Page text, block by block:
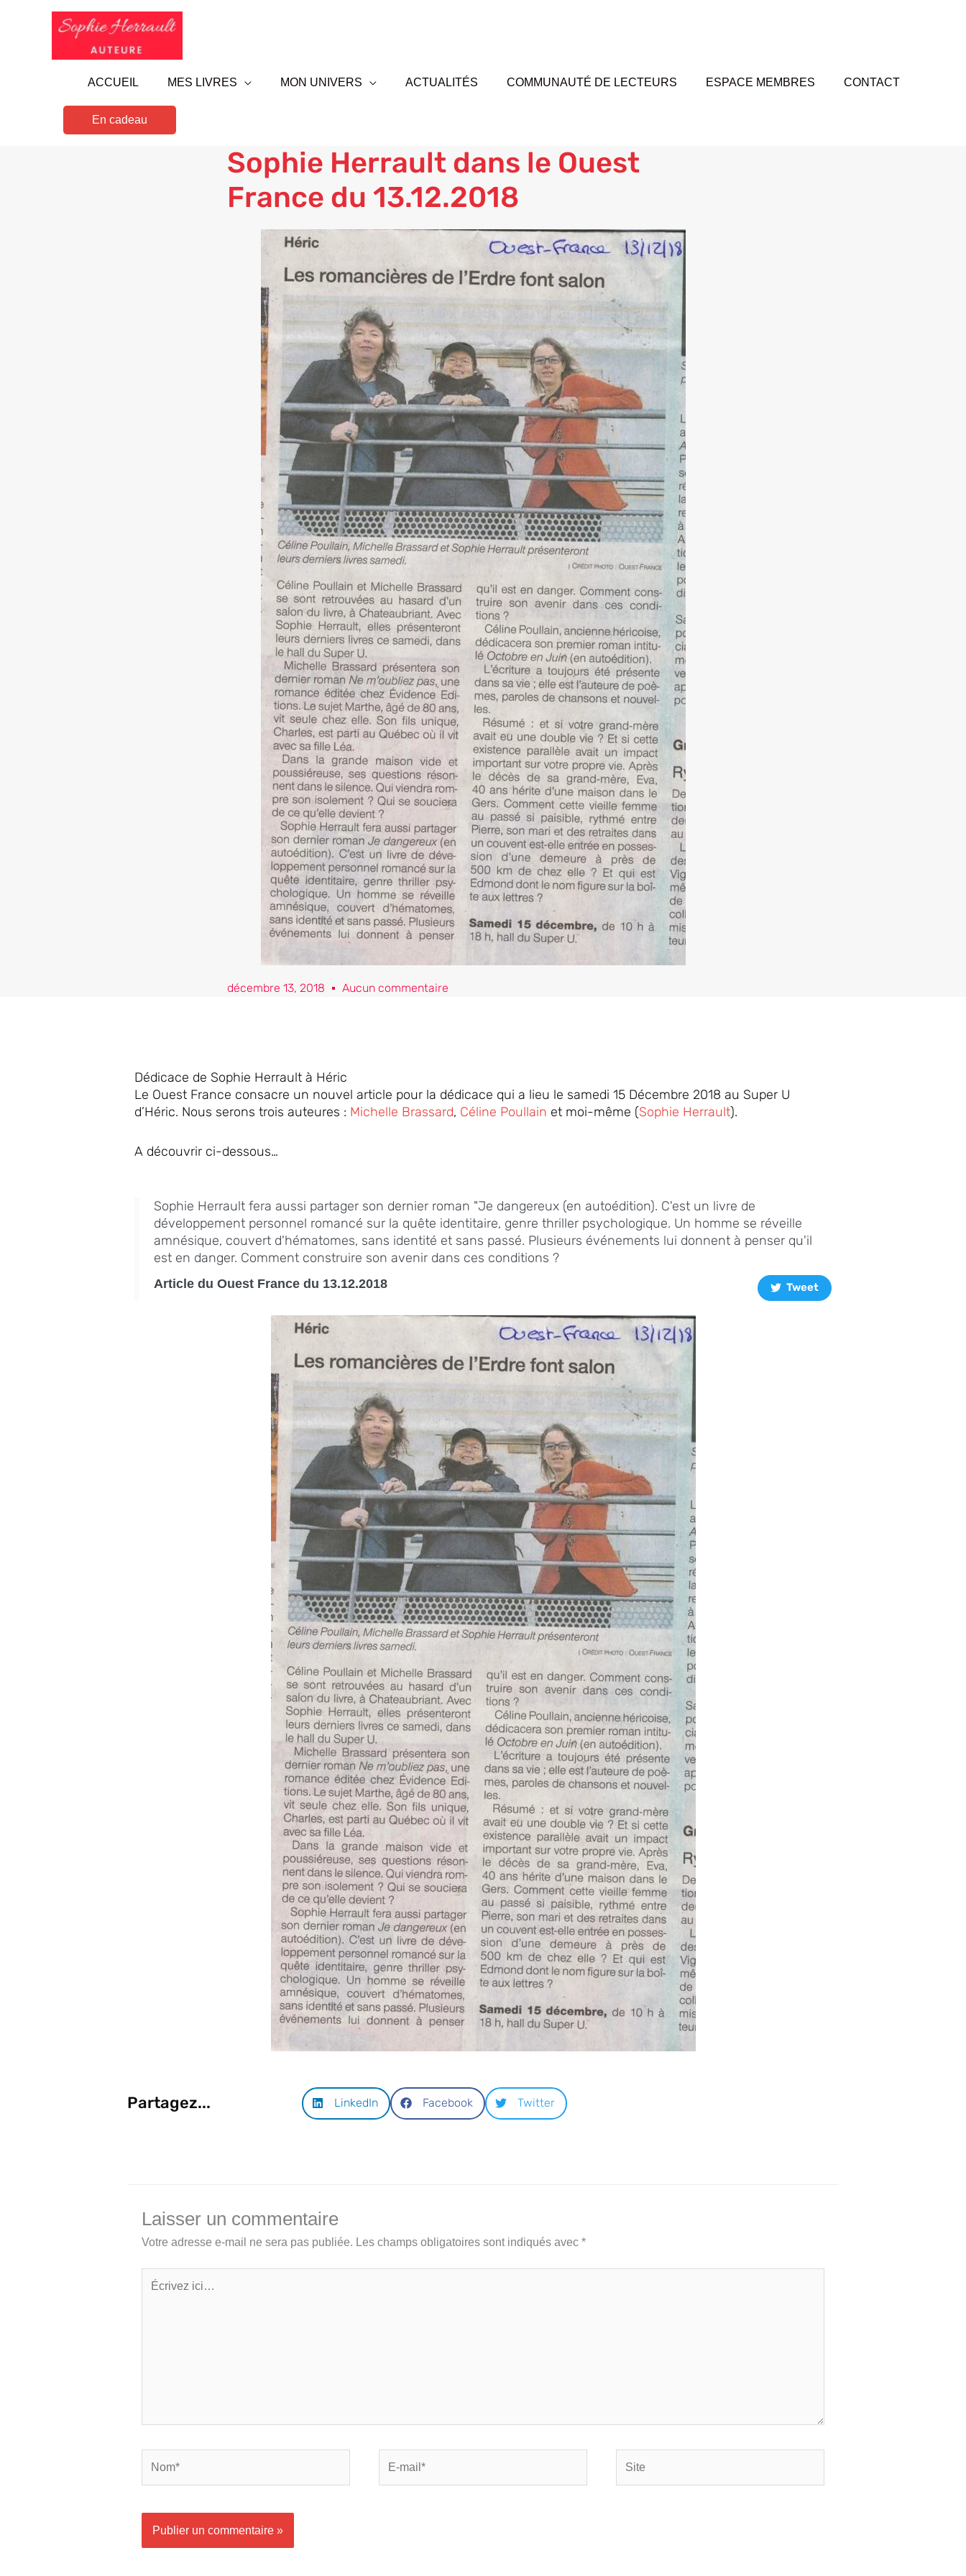
ACCUEIL MES LIVRES MON UNIVERS ACTUALITÉS COMMUNAUTÉ DE LECTEURS ESPACE MEMBRES CONTACT
En cadeau
Sophie Herrault dans le Ouest
France du 13.12.2018
décembre 13, 2018 Aucun commentaire
Dédicace de Sophie Herrault à Héric
Le Ouest France consacre un nouvel article pour la dédicace qui a lieu le samedi 15 Décembre 2018 au Super U
d’Héric. Nous serons trois auteures : Michelle Brassard, Céline Poullain et moi-même (Sophie Herrault).
A découvrir ci-dessous…
Sophie Herrault fera aussi partager son dernier roman "Je dangereux (en autoédition). C'est un livre de
développement personnel romancé sur la quête identitaire, genre thriller psychologique. Un homme se réveille
amnésique, couvert d'hématomes, sans identité et sans passé. Plusieurs événements lui donnent à penser qu'il
est en danger. Comment construire son avenir dans ces conditions ?
Article du Ouest France du 13.12.2018 Tweet
Partagez... LinkedIn Facebook Twitter
Laisser un commentaire
Votre adresse e-mail ne sera pas publiée. Les champs obligatoires sont indiqués avec *
ici…
mail*